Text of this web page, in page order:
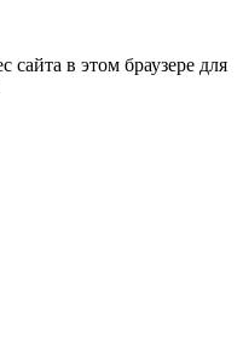
сайта в этом браузере для